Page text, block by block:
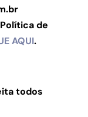
de
AQUI.
todos